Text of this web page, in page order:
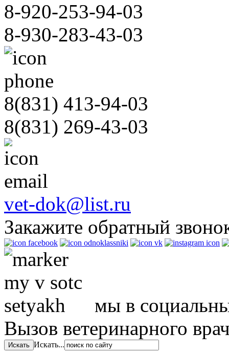
8-920-253-94-03
8-930-283-43-03
8(831) 413-94-03
8(831) 269-43-03
vet-dok@list.ru
Закажите обратный
мы в
Вызов ветеринарного
Искать...